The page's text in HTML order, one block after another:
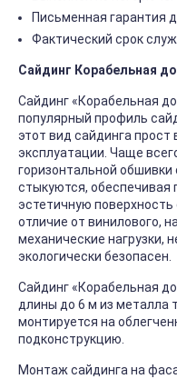
Письменная гарантия
Фактический срок
Сайдинг Корабельная
Сайдинг «Корабельная
популярный профиль
этот вид сайдинга
эксплуатации. Чаще
горизонтальной обшивки
стыкуются, обеспечивая
эстетичную поверхность
отличие от винилового,
механические нагрузки,
экологически безопасен.
Сайдинг «Корабельная
длины до 6 м из металла
монтируется на
подконструкцию.
Монтаж сайдинга на